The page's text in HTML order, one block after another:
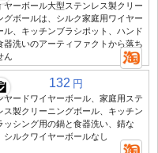
ヤーボール大型ステンレス製クリー
グボールは、シルク家庭用ワイヤー
ル、キッチンブラシポット、ハンド
器洗いのアーティファクトから落ち
ん
132 円
ヤードワイヤーボール、家庭用ステ
ス製クリーニングボール、キッチン
ッシング用の鍋と食器洗い、錆な
シルクワイヤーボールなし